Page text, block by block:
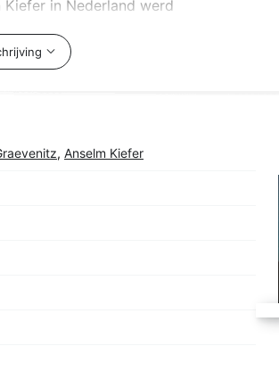
in Nederland werd
Onderzoeker bij het Stedelijk
van de belangrijkste
, Anselm Kiefer